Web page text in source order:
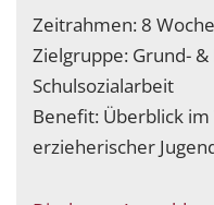
Zeitrahmen: 8
Zielgruppe: Grund-
Schulsozialarbeit
Benefit: Überblick
erzieherischer